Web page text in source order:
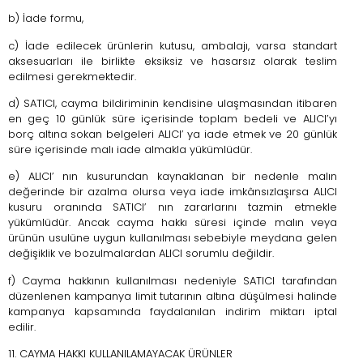
b) İade formu,
c) İade edilecek ürünlerin kutusu, ambalajı, varsa standart
aksesuarları ile birlikte eksiksiz ve hasarsız olarak teslim
edilmesi gerekmektedir.
d) SATICI, cayma bildiriminin kendisine ulaşmasından itibaren
en geç 10 günlük süre içerisinde toplam bedeli ve ALICI’yı
borç altına sokan belgeleri ALICI’ ya iade etmek ve 20 günlük
süre içerisinde malı iade almakla yükümlüdür.
e) ALICI’ nın kusurundan kaynaklanan bir nedenle malın
değerinde bir azalma olursa veya iade imkânsızlaşırsa ALICI
kusuru oranında SATICI’ nın zararlarını tazmin etmekle
yükümlüdür. Ancak cayma hakkı süresi içinde malın veya
ürünün usulüne uygun kullanılması sebebiyle meydana gelen
değişiklik ve bozulmalardan ALICI sorumlu değildir.
f) Cayma hakkının kullanılması nedeniyle SATICI tarafından
düzenlenen kampanya limit tutarının altına düşülmesi halinde
kampanya kapsamında faydalanılan indirim miktarı iptal
edilir.
11. CAYMA HAKKI KULLANILAMAYACAK ÜRÜNLER